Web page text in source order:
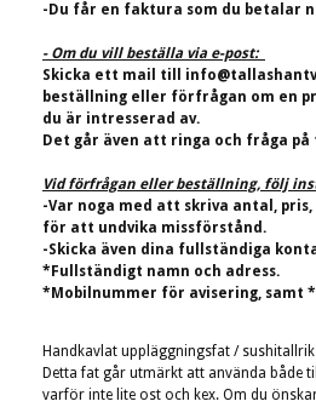
-Du får en faktura som du betalar
- Om du vill beställa via e-post:
Skicka ett mail till
beställning eller förfrågan om en
du är intresserad av.
Det går även att ringa och fråga på
Vid förfrågan eller beställning, följ
-Var noga med att skriva antal,
för att undvika missförstånd.
-Skicka även dina fullständiga
*Fullständigt namn och adress.
*Mobilnummer för avisering, samt
Handkavlat uppläggningsfat /
Detta fat går utmärkt att använda både
varför inte lite ost och kex. Om du